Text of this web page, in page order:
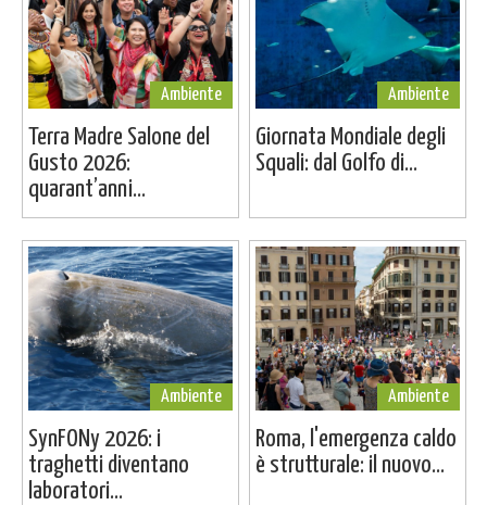
Ambiente
Terra Madre Salone del
Gusto 2026:
quarant’anni...
Ambiente
Giornata Mondiale degli
Squali: dal Golfo di...
Ambiente
SynFONy 2026: i
traghetti diventano
laboratori...
Ambiente
Roma, l'emergenza caldo
è strutturale: il nuovo...